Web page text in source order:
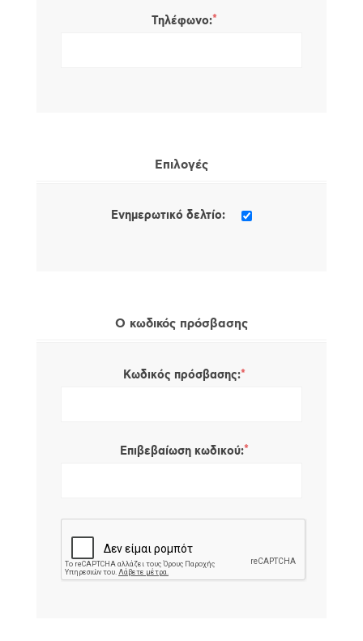
Τηλέφωνο:*
Επιλογές
Ενημερωτικό δελτίο:
Ο κωδικός πρόσβασης
Κωδικός πρόσβασης:*
Επιβεβαίωση κωδικού:*